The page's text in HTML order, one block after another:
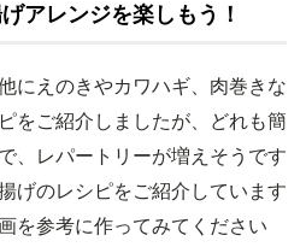
アレンジを楽しもう！
にえのきやカワハギ、肉巻きな
をご紹介しましたが、どれも簡
、レパートリーが増えそうです
げのレシピをご紹介しています
を参考に作ってみてください